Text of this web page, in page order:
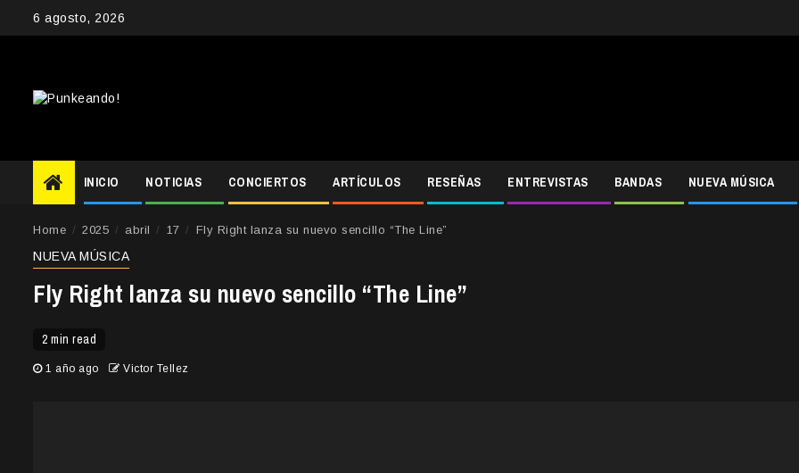
6 agosto, 2026
INICIO NOTICIAS CONCIERTOS ARTÍCULOS RESEÑAS ENTREVISTAS BANDAS NUEVA MÚSICA
Home 2025 abril 17 Fly Right lanza su nuevo sencillo “The Line”
NUEVA MÚSICA
Fly Right lanza su nuevo sencillo “The Line”
2 min read
1 año ago Victor Tellez